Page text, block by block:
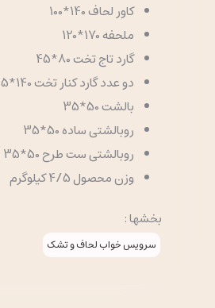
کاور لحاف 140*100
ملحفه 170*120
گارد تاج تخت 80*45
دو عدد گارد کنار تخت 140*45
بالشت 50*35
روبالشتی ساده 50*35
روبالشتی ست طرح 50*35
وزن محصول 4/5 کیلوگرم
بخشها :
سرویس خواب لحاف و تشک